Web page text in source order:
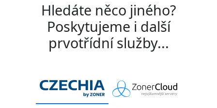
Hledáte něco jiného?
Poskytujeme i další
prvotřídní služby...